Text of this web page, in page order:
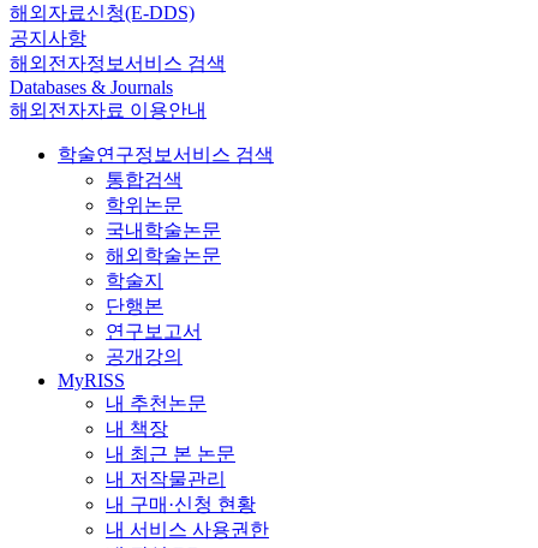
해외자료신청(E-DDS)
공지사항
해외전자정보서비스 검색
Databases & Journals
해외전자자료 이용안내
학술연구정보서비스 검색
통합검색
학위논문
국내학술논문
해외학술논문
학술지
단행본
연구보고서
공개강의
MyRISS
내 추천논문
내 책장
내 최근 본 논문
내 저작물관리
내 구매·신청 현황
내 서비스 사용권한